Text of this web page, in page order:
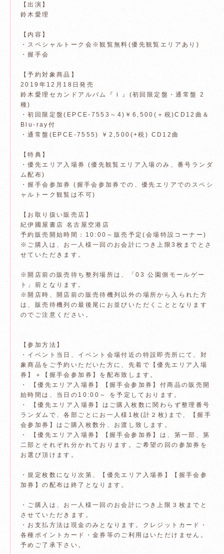
【出演】
鈴木愛理
【内容】
・スペシャルトーク会※観覧無料(優先観覧エリアあり)
・握手会
【予約対象商品】
2019年12月18日発売
鈴木愛理セカンドアルバム『 i 』(初回限定盤・通常盤 2
種)
・初回限定盤(EPCE-7553～4)￥6,500(＋税)CD12曲＆
Blu-ray付
・通常盤(EPCE-7555) ￥2,500(+税) CD12曲
【特典】
・優先エリア入場券 (優先観覧エリア入場のみ、番号ランダ
ム配布)
・握手会参加券 (握手会参加券での、優先エリアでのスペシ
ャルトーク観覧は不可)
【お取り扱い販売店】
紀伊國屋書店 名古屋空港店
予約販売開始時間：10:00～販売予定(会場特設コーナー)
※ご購入は、お一人様一回のお会計につき上限3枚までとさ
せていただきます。
※開店前の販売待ち整列場所は、「03 公園側モールゲー
ト」前となります。
※開店時、開店前の販売待機列以外の場所から入られた方
は、販売待機列の最後尾にお並びいただくこととなります
のでご注意ください。
【参加方法】
・イベント当日、イベント会場付近の特設即売所にて、対
象商品をご予約いただいた方に、先着で【優先エリア入場
券】＋【握手会参加券】を配布致します。
・ 【優先エリア入場券】【握手会参加券】付商品の販売開
始時間は、当日の10:00～ を予定しております。
・ 【優先エリア入場券】はご購入枚数に関わらず整理番号
ランダムで、各部ごとにお一人様1枚(計２枚)まで、【握手
会参加券】はご購入枚数分、お渡し致します。
・ 【優先エリア入場券】【握手会参加券】は、第一部、第
二部とそれぞれ分かれております。ご希望の回の参加券を
お選び頂けます。
・規定枚数になり次第、【優先エリア入場券】【握手会参
加券】の配布は終了となります。
・ご購入は、お一人様一回のお会計につき上限３枚までと
させていただきます。
・お支払方法は現金のみとなります。クレジットカード・
各種ポイントカード・金券等のご利用はいただけません。
予めご了承下さい。